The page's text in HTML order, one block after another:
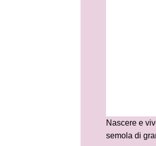
Nascere e
semola di